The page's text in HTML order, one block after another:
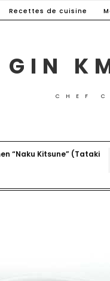
Recettes de cuisine
GIN
CHEF
“Naku Kitsune” (Tataki